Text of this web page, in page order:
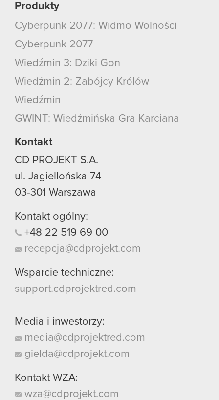
Produkty
Cyberpunk 2077: Widmo Wolności
Cyberpunk 2077
Wiedźmin 3: Dziki Gon
Wiedźmin 2: Zabójcy Królów
Wiedźmin
GWINT: Wiedźmińska Gra Karciana
Kontakt
CD PROJEKT S.A.
ul. Jagiellońska 74
03-301 Warszawa
Kontakt ogólny:
+48 22 519 69 00
recepcja@cdprojekt.com
Wsparcie techniczne:
support.cdprojektred.com
Media i inwestorzy:
media@cdprojektred.com
gielda@cdprojekt.com
Kontakt WZA:
wza@cdprojekt.com